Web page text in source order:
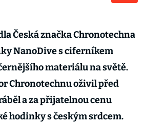
Česká značka Chronotechna
NanoDive s ciferníkem
materiálu na světě.
Chronotechnu oživil před
a za přijatelnou cenu
hodinky s českým srdcem.